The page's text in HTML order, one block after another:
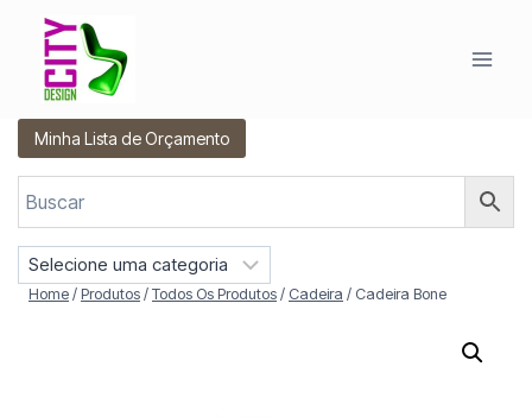
Conteúdo
Minha Lista de Orçamento
eHome / Produtos / Todos Os Produtos / Cadeira / Cadeira Bone